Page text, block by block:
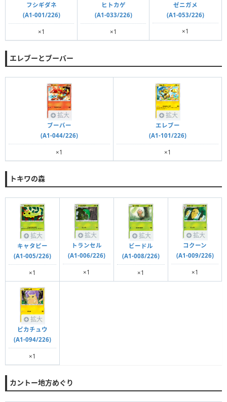
フシギダネ
(A1-001/226)
×1
ヒトカゲ
(A1-033/226)
×1
ゼニガメ
(A1-053/226)
×1
エレブーとブーバー
拡大
ブーバー
(A1-044/226)
×1
拡大
エレブー
(A1-101/226)
×1
トキワの森
拡大
キャタピー
(A1-005/226)
×1
拡大
トランセル
(A1-006/226)
×1
拡大
ビードル
(A1-008/226)
×1
拡大
コクーン
(A1-009/226)
×1
拡大
ピカチュウ
(A1-094/226)
×1
カントー地方めぐり